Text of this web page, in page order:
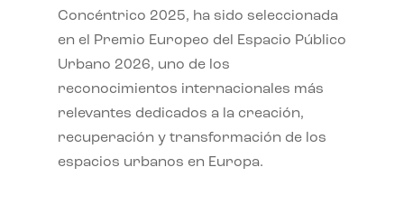
Concéntrico 2025, ha sido seleccionada
en el Premio Europeo del Espacio Público
Urbano 2026, uno de los
reconocimientos internacionales más
relevantes dedicados a la creación,
recuperación y transformación de los
espacios urbanos en Europa.